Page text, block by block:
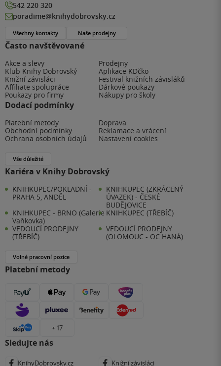
Často navštěvované
Akce a slevy
Prodejny
Klub Knihy Dobrovský
Aplikace KDčko
Knižní závisláci
Festival knižních závisláků
Affiliate spolupráce
Dárkové poukazy
Poukazy pro firmy
Nákupy pro školy
Dodací podmínky
Platební metody
Doprava
Obchodní podmínky
Reklamace a vrácení
Ochrana osobních údajů
Nastavení cookies
Vše důležité
Kariéra v Knihy Dobrovský
KNIHKUPEC/POKLADNÍ -
PRAHA 5, ANDĚL
KNIHKUPEC (ZKRÁCENÝ
ÚVAZEK) - ČESKÉ
BUDĚJOVICE
KNIHKUPEC - BRNO (Galerie
Vaňkovka)
KNIHKUPEC (TŘEBÍČ)
VEDOUCÍ PRODEJNY
(TŘEBÍČ)
VEDOUCÍ PRODEJNY
(OLOMOUC - OC HANÁ)
Volné pracovní pozice
Platební metody
+ 17
Sledujte nás
KnihyDobrovsky.cz Knižní závisláci
542 220 320
poradime@knihydobrovsky.cz
Všechny kontakty Naše prodejny